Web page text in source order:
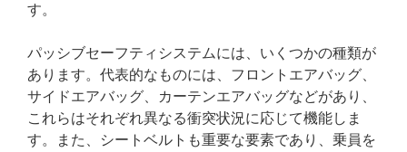
す。
パッシブセーフティシステムには、いくつかの種類が
あります。代表的なものには、フロントエアバッグ、
サイドエアバッグ、カーテンエアバッグなどがあり、
これらはそれぞれ異なる衝突状況に応じて機能しま
す。また、シートベルトも重要な要素であり、乗員を